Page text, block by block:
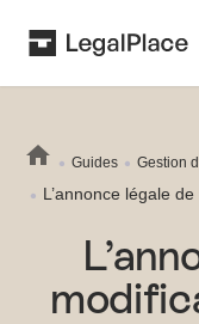
Guides Gestion
L’annonce légale